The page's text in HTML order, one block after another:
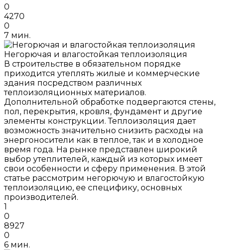
0
4270
0
7 мин.
Негорючая и влагостойкая теплоизоляция
В строительстве в обязательном порядке
приходится утеплять жилые и коммерческие
здания посредством различных
теплоизоляционных материалов.
Дополнительной обработке подвергаются стены,
пол, перекрытия, кровля, фундамент и другие
элементы конструкции. Теплоизоляция дает
возможность значительно снизить расходы на
энергоносители как в теплое, так и в холодное
время года. На рынке представлен широкий
выбор утеплителей, каждый из которых имеет
свои особенности и сферу применения. В этой
статье рассмотрим негорючую и влагостойкую
теплоизоляцию, ее специфику, основных
производителей.
1
0
8927
0
6 мин.